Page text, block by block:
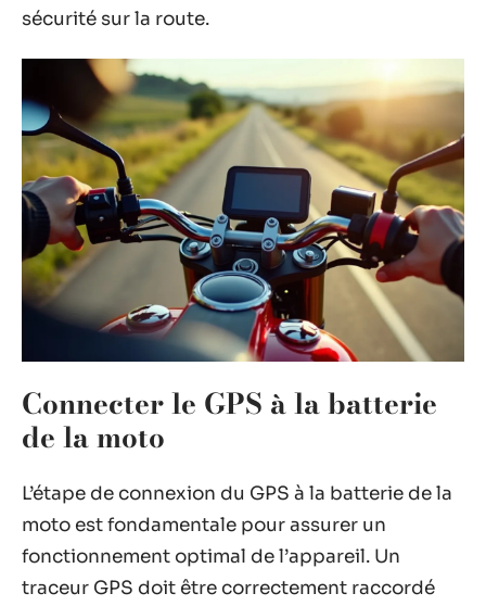
sécurité sur la route.
Connecter le GPS à la batterie
de la moto
L’étape de connexion du GPS à la batterie de la
moto est fondamentale pour assurer un
fonctionnement optimal de l’appareil. Un
traceur GPS doit être correctement raccordé